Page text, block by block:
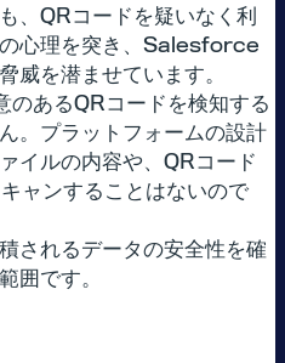
、QRコードを疑いなく利
心理を突き、Salesforce
威を潜ませています。
あるQRコードを検知する
。プラットフォームの設計
イルの内容や、QRコード
ャンすることはないので
されるデータの安全性を確
囲です。